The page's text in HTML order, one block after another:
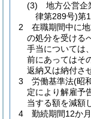
(3)
地方公営企
律第289号)第
2
在職期間中に
の処分を受ける
手当については
前にあってはそ
返納又は納付さ
3
労働基準法(昭
定により解雇予
当する額を減額
4
勤続期間12か